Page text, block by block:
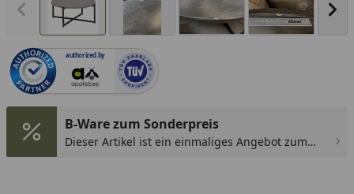
Vorheriges Bild anzeigen
authorized.by
B-Ware zum Sonderpreis
Dieser Artikel ist ein einmaliges Angebot zum